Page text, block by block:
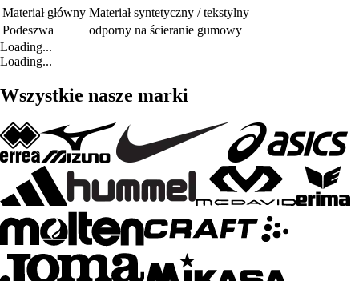
Materiał główny Materiał syntetyczny / tekstylny
Podeszwa
odporny na ścieranie gumowy
Loading...
Loading...
Wszystkie nasze marki